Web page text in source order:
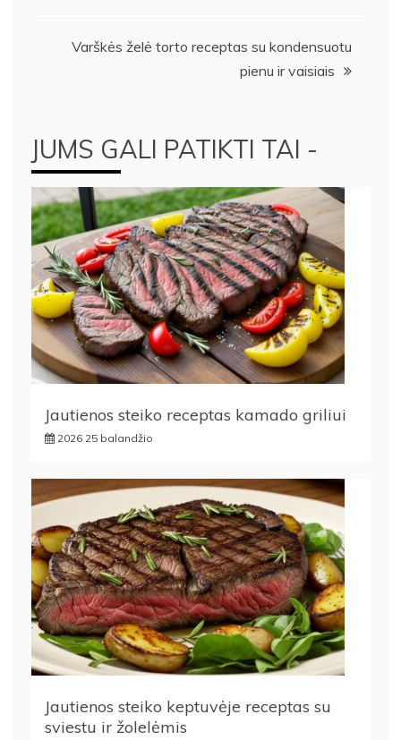
įrašųVarškės želė torto receptas su kondensuotu
pienu ir vaisiais
JUMS GALI PATIKTI TAI -
Jautienos steiko receptas kamado griliui
2026 25 balandžio
Jautienos steiko keptuvėje receptas su
sviestu ir žolelėmis